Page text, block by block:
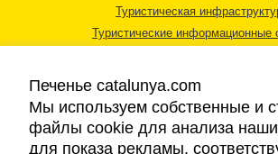
Туристическая
Туристические
Печенье catalunya.com
Мы используем собственные и
файлы cookie для анализа
для показа рекламы,